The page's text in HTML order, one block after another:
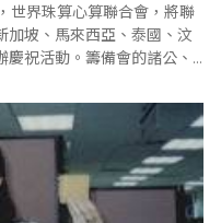
世界珠算心算聯合會，將聯
加坡、馬來西亞、泰國、汶
祝活動。籌備會的諸公、
動，終於完成承先啟後鉅大
餘，內心深感興奮，恭逢珠
會的..